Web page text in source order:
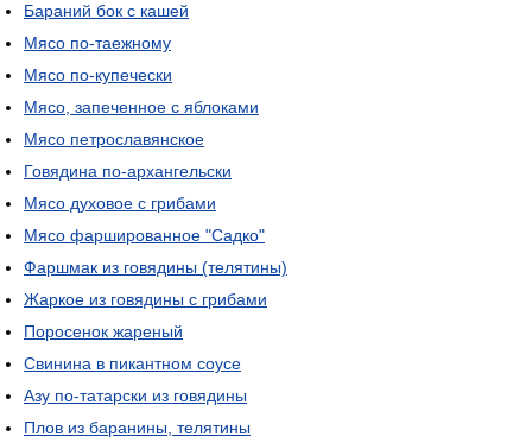
Бараний бок с кашей
Мясо по-таежному
Мясо по-купечески
Мясо, запеченное с яблоками
Мясо петрославянское
Говядина по-архангельски
Мясо духовое с грибами
Мясо фаршированное "Садко"
Фаршмак из говядины (телятины)
Жаркое из говядины с грибами
Поросенок жареный
Свинина в пикантном соусе
Азу по-татарски из говядины
Плов из баранины, телятины